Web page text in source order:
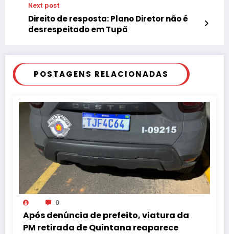
Next post
Direito de resposta: Plano Diretor não é
desrespeitado em Tupã
POSTAGENS RELACIONADAS
0
Após denúncia de prefeito, viatura da
PM retirada de Quintana reaparece